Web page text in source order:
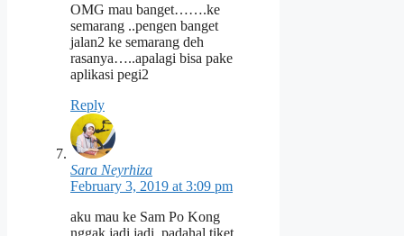
OMG mau banget…….ke
semarang ..pengen banget
jalan2 ke semarang deh
rasanya…..apalagi bisa pake
aplikasi pegi2
Reply
Sara Neyrhiza
February 3, 2019 at 3:09 pm
aku mau ke Sam Po Kong
nggak jadi jadi..padahal tiket